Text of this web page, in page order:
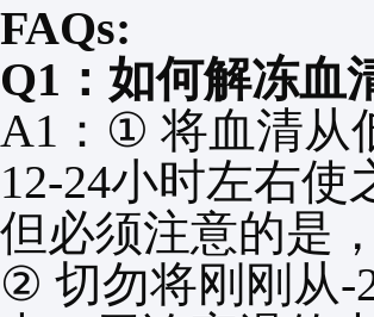
FAQs:
Q1 ：如何解冻
A1 ： ① 将血清从
12-24小时左右使
但必须注意的是
② 切勿将刚刚从-